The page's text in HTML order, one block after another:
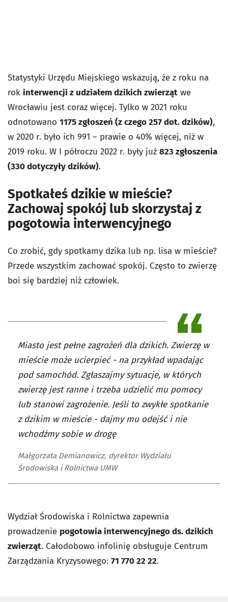
Statystyki Urzędu Miejskiego wskazują, że z roku na
rok interwencji z udziałem dzikich zwierząt we
Wrocławiu jest coraz więcej. Tylko w 2021 roku
odnotowano 1175 zgłoszeń (z czego 257 dot. dzików),
w 2020 r. było ich 991 – prawie o 40% więcej, niż w
2019 roku. W I półroczu 2022 r. były już 823 zgłoszenia
(330 dotyczyły dzików).
Spotkałeś dzikie w mieście?
Zachowaj spokój lub skorzystaj z
pogotowia interwencyjnego
Co zrobić, gdy spotkamy dzika lub np. lisa w mieście?
Przede wszystkim zachować spokój. Często to zwierzę
boi się bardziej niż człowiek.
Miasto jest pełne zagrożeń dla dzikich. Zwierzę w
mieście może ucierpieć - na przykład wpadając
pod samochód. Zgłaszajmy sytuacje, w których
zwierzę jest ranne i trzeba udzielić mu pomocy
lub stanowi zagrożenie. Jeśli to zwykłe spotkanie
z dzikim w mieście - dajmy mu odejść i nie
wchodźmy sobie w drogę
Małgorzata Demianowicz, dyrektor Wydziału
Środowiska i Rolnictwa UMW
Wydział Środowiska i Rolnictwa zapewnia
prowadzenie pogotowia interwencyjnego ds. dzikich
zwierząt. Całodobowo infolinię obsługuje Centrum
Zarządzania Kryzysowego: 71 770 22 22.